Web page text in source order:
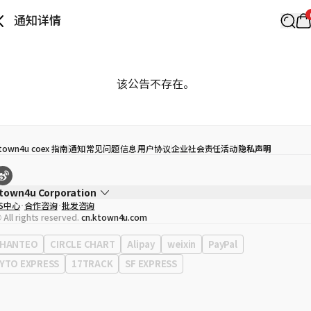
通知详情
该公告不存在。
coex 指南通知常见问题信息用户协议企业社会责任活动隐私声明
Corporation
宋効珉
业执照 120-87-71116
地址 首尔特别市 江南区 岭东大路 513号 3楼 （三成洞， coex)
中心 合作咨询 批发咨询
rights reserved. cn.ktown4u.com
HANTEO CIRCLE CHART Alipay weixin
PayPal
YTO EXPRESS
17TRACK SF EXPRESS